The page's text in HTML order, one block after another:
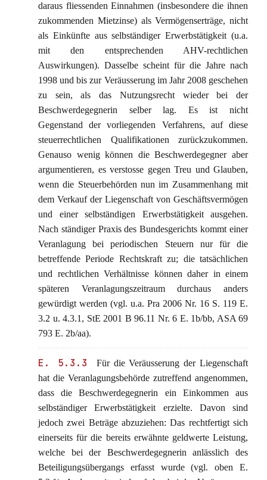
daraus fliessenden Einnahmen (insbesondere die ihnen
zukommenden Mietzinse) als Vermögenserträge, nicht
als Einkünfte aus selbständiger Erwerbstätigkeit (u.a.
mit den entsprechenden AHV-rechtlichen
Auswirkungen). Dasselbe scheint für die Jahre nach
1998 und bis zur Veräusserung im Jahr 2008 geschehen
zu sein, als das Nutzungsrecht wieder bei der
Beschwerdegegnerin selber lag. Es ist nicht
Gegenstand der vorliegenden Verfahrens, auf diese
steuerrechtlichen Qualifikationen zurückzukommen.
Genauso wenig können die Beschwerdegegner aber
argumentieren, es verstosse gegen Treu und Glauben,
wenn die Steuerbehörden nun im Zusammenhang mit
dem Verkauf der Liegenschaft von Geschäftsvermögen
und einer selbständigen Erwerbstätigkeit ausgehen.
Nach ständiger Praxis des Bundesgerichts kommt einer
Veranlagung bei periodischen Steuern nur für die
betreffende Periode Rechtskraft zu; die tatsächlichen
und rechtlichen Verhältnisse können daher in einem
späteren Veranlagungszeitraum durchaus anders
gewürdigt werden (vgl. u.a. Pra 2006 Nr. 16 S. 119 E.
3.2 u. 4.3.1, StE 2001 B 96.11 Nr. 6 E. 1b/bb, ASA 69
793 E. 2b/aa).
E. 5.3.3
Für die Veräusserung der Liegenschaft
hat die Veranlagungsbehörde zutreffend angenommen,
dass die Beschwerdegegnerin ein Einkommen aus
selbständiger Erwerbstätigkeit erzielte. Davon sind
jedoch zwei Beträge abzuziehen: Das rechtfertigt sich
einerseits für die bereits erwähnte geldwerte Leistung,
welche bei der Beschwerdegegnerin anlässlich des
Beteiligungsübergangs erfasst wurde (vgl. oben E.